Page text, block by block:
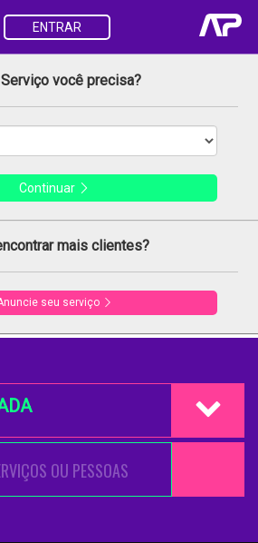
ENTRAR
você precisa?
Continuar
mais clientes?
seu serviço